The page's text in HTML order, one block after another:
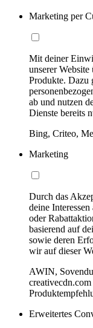
Marketing per
Mit deiner
unserer
Produkte. Dazu
ab und nutzen
Dienste bereits
Bing, Criteo,
Marketing
Durch das
deine
oder
basierend auf
sowie deren
wir auf dieser
AWIN,
Erweitertes